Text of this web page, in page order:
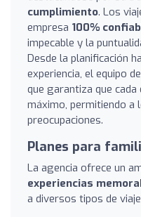
cumplimiento. Los
empresa 100%
impecable y la
Desde la planificación
experiencia, el equipo
que garantiza que
máximo, permitiendo
preocupaciones.
Planes para
La agencia ofrece un
experiencias
a diversos tipos de